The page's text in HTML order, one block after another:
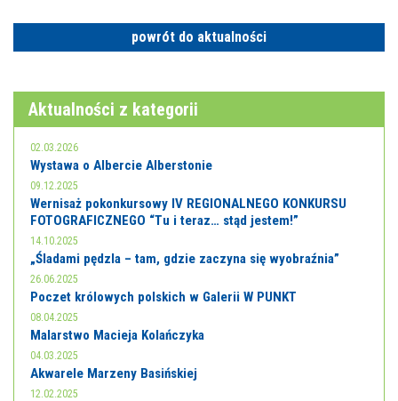
powrót do aktualności
Aktualności z kategorii
02.03.2026
Wystawa o Albercie Alberstonie
09.12.2025
Wernisaż pokonkursowy IV REGIONALNEGO KONKURSU
FOTOGRAFICZNEGO “Tu i teraz… stąd jestem!”
14.10.2025
„Śladami pędzla – tam, gdzie zaczyna się wyobraźnia”
26.06.2025
Poczet królowych polskich w Galerii W PUNKT
08.04.2025
Malarstwo Macieja Kolańczyka
04.03.2025
Akwarele Marzeny Basińskiej
12.02.2025